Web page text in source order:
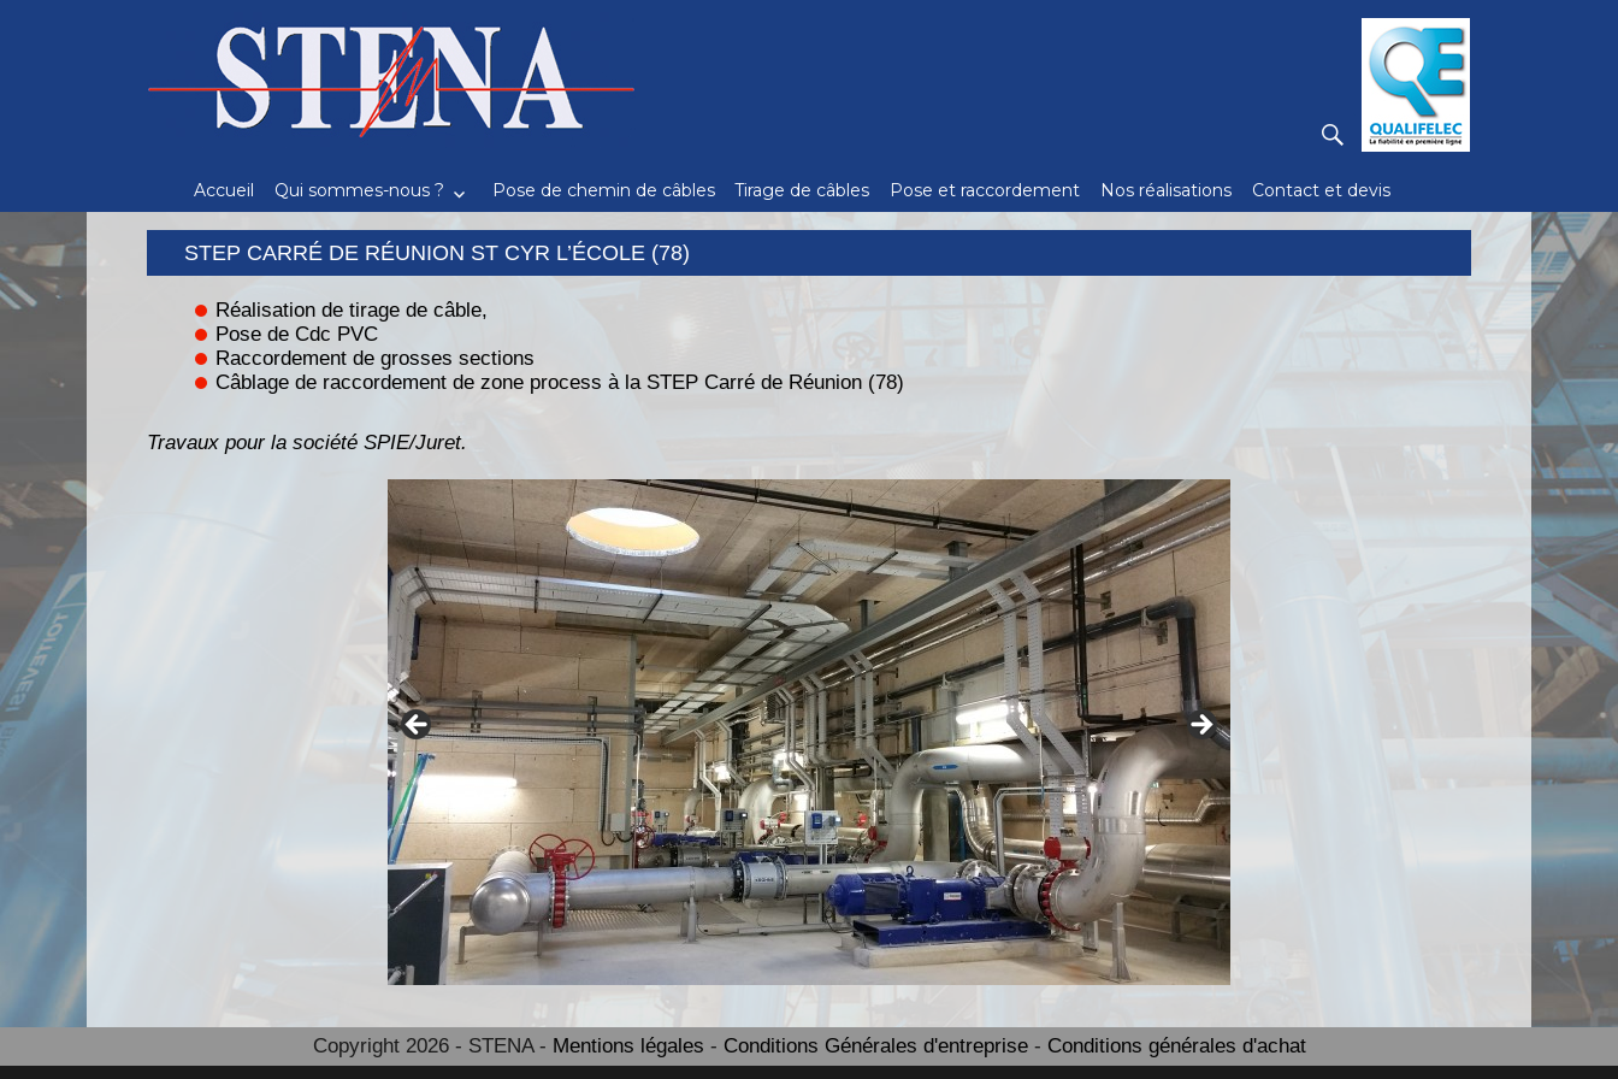
Recherche
RECHERCHE
Accueil Qui sommes-nous ? Pose de chemin de câbles Tirage de câbles Pose et raccordement Nos réalisations Contact et devis
STEP CARRÉ DE RÉUNION ST CYR L’ÉCOLE (78)
Réalisation de tirage de câble,
Pose de Cdc PVC
Raccordement de grosses sections
Câblage de raccordement de zone process à la STEP Carré de Réunion (78)
Travaux pour la société SPIE/Juret.
Copyright 2026 - STENA - Mentions légales - Conditions Générales d'entreprise- Conditions générales d'achat